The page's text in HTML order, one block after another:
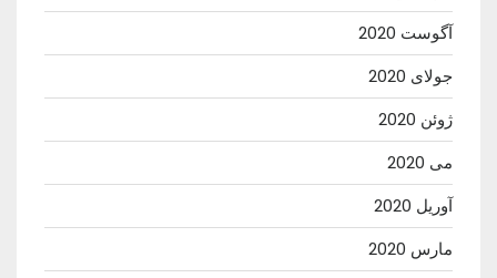
آگوست 2020
جولای 2020
ژوئن 2020
می 2020
آوریل 2020
مارس 2020